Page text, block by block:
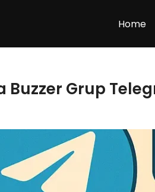
Home
Buzzer Grup